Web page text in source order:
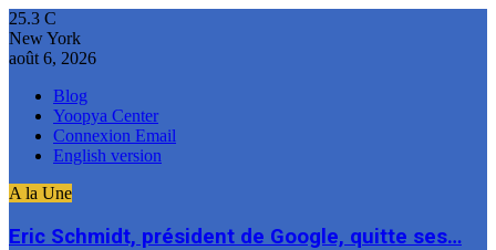
25.3 C
New York
août 6, 2026
Blog
Yoopya Center
Connexion Email
English version
A la Une
Eric Schmidt, président de Google, quitte ses…